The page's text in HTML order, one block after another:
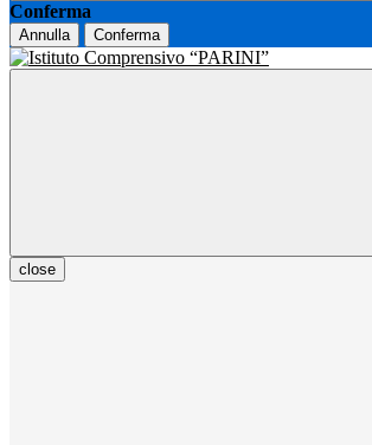
Conferma
Annulla Conferma
close